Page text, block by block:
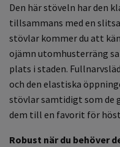
Den här stöveln har den
tillsammans med en
stövlar kommer du att
ojämn utomhusterräng
plats i staden.
och den elastiska
stövlar samtidigt som de
dem till en favorit för
Robust när du behöver